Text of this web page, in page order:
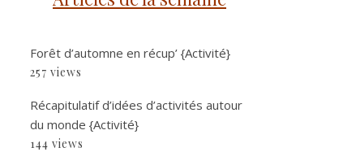
Forêt d’automne en récup’ {Activité}
257 views
Récapitulatif d’idées d’activités autour
du monde {Activité}
144 views